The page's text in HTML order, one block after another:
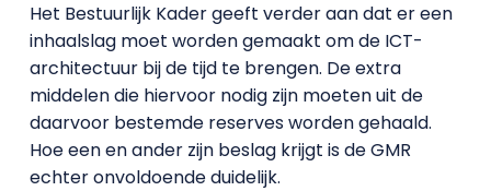
Het Bestuurlijk Kader geeft verder aan dat er een
inhaalslag moet worden gemaakt om de ICT-
architectuur bij de tijd te brengen. De extra
middelen die hiervoor nodig zijn moeten uit de
daarvoor bestemde reserves worden gehaald.
Hoe een en ander zijn beslag krijgt is de GMR
echter onvoldoende duidelijk.